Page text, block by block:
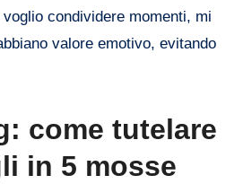
condividere momenti, mi
valore emotivo, evitando
come tutelare
in 5 mosse